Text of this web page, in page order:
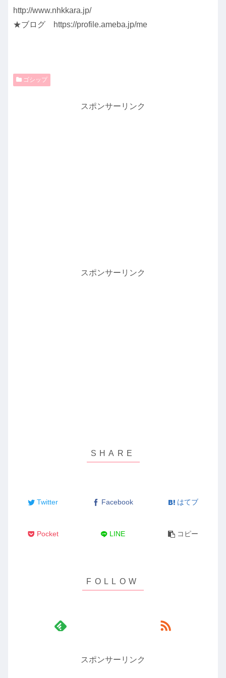
http://www.nhkkara.jp/
★ブログ https://profile.ameba.jp/me
ゴシップ
スポンサーリンク
スポンサーリンク
Twitter Facebook はてブ
Pocket LINE コピー
スポンサーリンク